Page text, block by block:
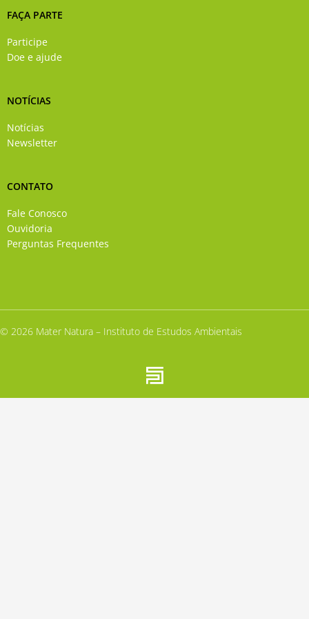
FAÇA PARTE
Participe
Doe e ajude
NOTÍCIAS
Notícias
Newsletter
CONTATO
Fale Conosco
Ouvidoria
Perguntas Frequentes
© 2026 Mater Natura – Instituto de Estudos Ambientais